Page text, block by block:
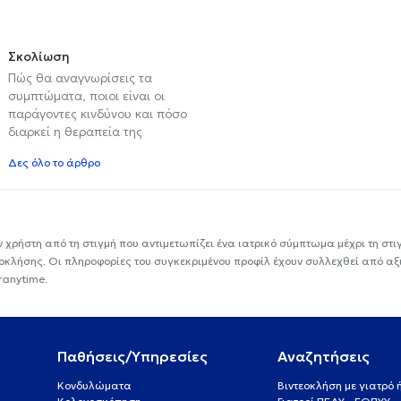
Σκολίωση
Πώς θα αναγνωρίσεις τα
συμπτώματα, ποιοι είναι οι
παράγοντες κινδύνου και πόσο
διαρκεί η θεραπεία της
Δες όλο το άρθρο
από τη στιγμή που αντιμετωπίζει ένα ιατρικό σύμπτωμα μέχρι τη
Οι πληροφορίες του συγκεκριμένου προφίλ έχουν συλλεχθεί από
Παθήσεις/Υπηρεσίες
Κονδυλώματα
Αναζητήσεις
Βιντεοκλήση με